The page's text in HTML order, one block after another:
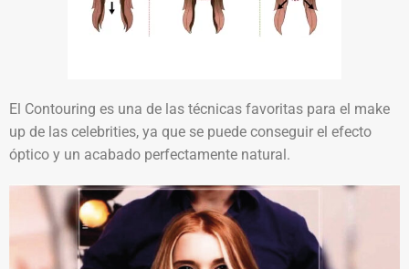
El Contouring es una de las técnicas favoritas para el make
up de las celebrities, ya que se puede conseguir el efecto
óptico y un acabado perfectamente natural.